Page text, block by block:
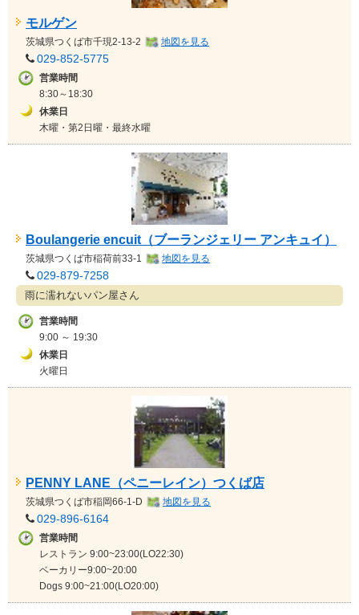
モルゲン
茨城県つくば市千現2-13-2 地図を見る
029-852-5775
営業時間
8:30～18:30
休業日
木曜・第2日曜・最終水曜
Boulangerie encuit（ブーランジェリー アンキュイ）
茨城県つくば市稲荷前33-1 地図を見る
029-879-7258
雨に濡れないパン屋さん
営業時間
9:00 ～ 19:30
休業日
火曜日
PENNY LANE（ペニーレイン）つくば店
茨城県つくば市稲岡66-1-D 地図を見る
029-896-6164
営業時間
レストラン 9:00~23:00(LO22:30)
ベーカリー9:00~20:00
Dogs 9:00~21:00(LO20:00)